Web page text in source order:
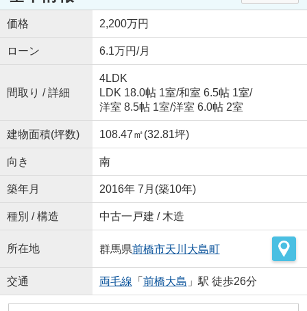
価格 2,200万円
ローン 6.1万円/月
間取り / 詳細
4LDK
LDK 18.0帖 1室/和室 6.5帖 1室/
洋室 8.5帖 1室/洋室 6.0帖 2室
建物面積(坪数) 108.47㎡(32.81坪)
向き 南
築年月 2016年 7月(築10年)
種別 / 構造 中古一戸建 / 木造
所在地 群馬県前橋市天川大島町
交通 両毛線 「 前橋大島 」駅 徒歩26分